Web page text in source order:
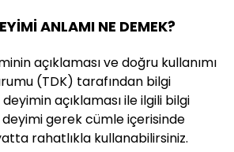
ANLAMI NE DEMEK?
açıklaması ve doğru kullanımı
(TDK) tarafından bilgi
deyimin açıklaması ile ilgili bilgi
gerek cümle içerisinde
rahatlıkla kullanabilirsiniz.